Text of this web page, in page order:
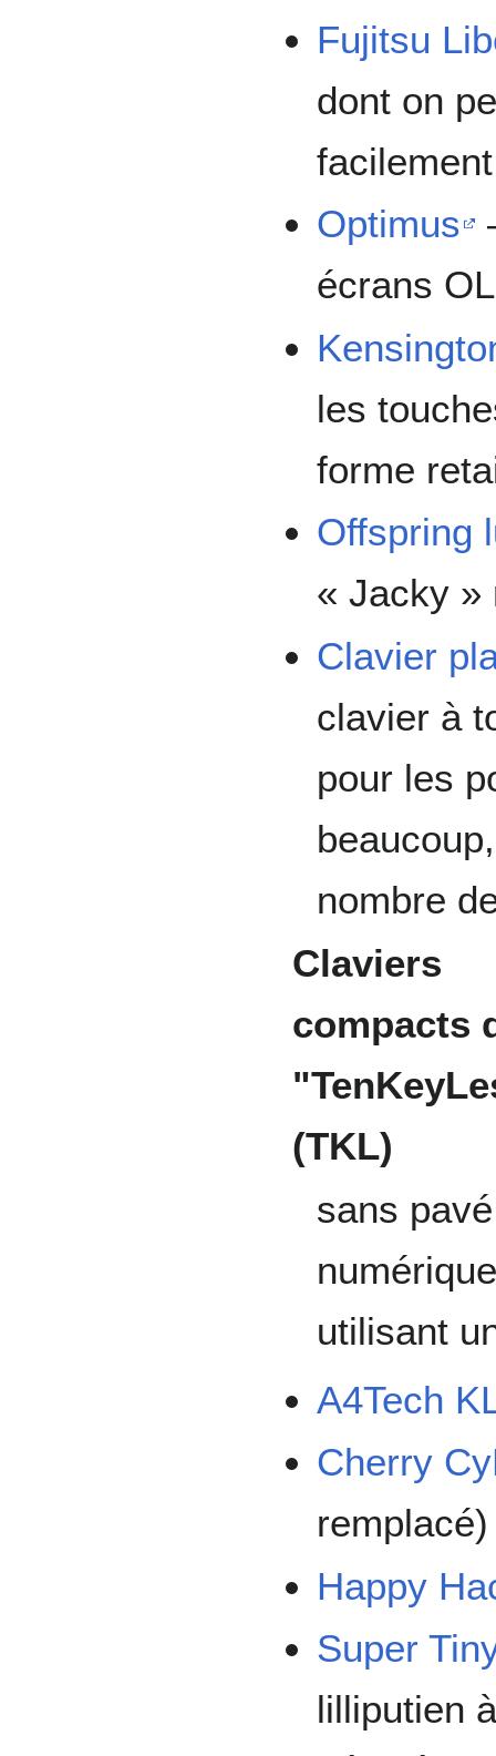
Fujitsu
dont on
Optimus
écrans
les
forme
Offspring
« Jacky »
Clavier
clavier à
pour les
nombre
Claviers
compacts
(TKL)
sans pavé
utilisant
A4Tech
Cherry
remplacé)
Happy
Super
lilliputien